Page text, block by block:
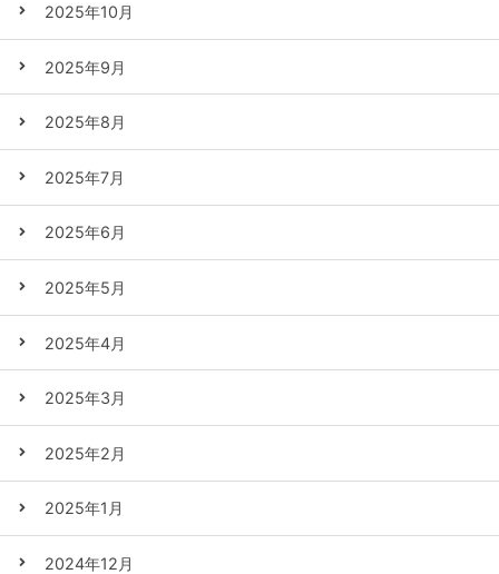
2025年10月
2025年9月
2025年8月
2025年7月
2025年6月
2025年5月
2025年4月
2025年3月
2025年2月
2025年1月
2024年12月